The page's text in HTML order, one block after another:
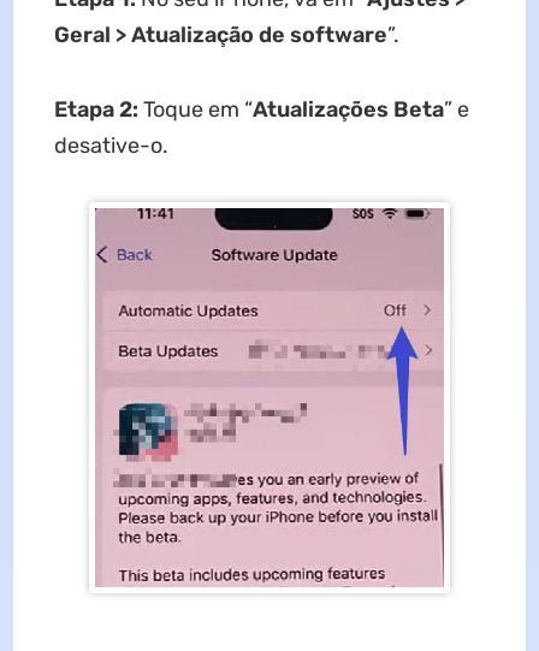
Geral > Atualização de software”.
Etapa 2: Toque em “Atualizações Beta” e
desative-o.